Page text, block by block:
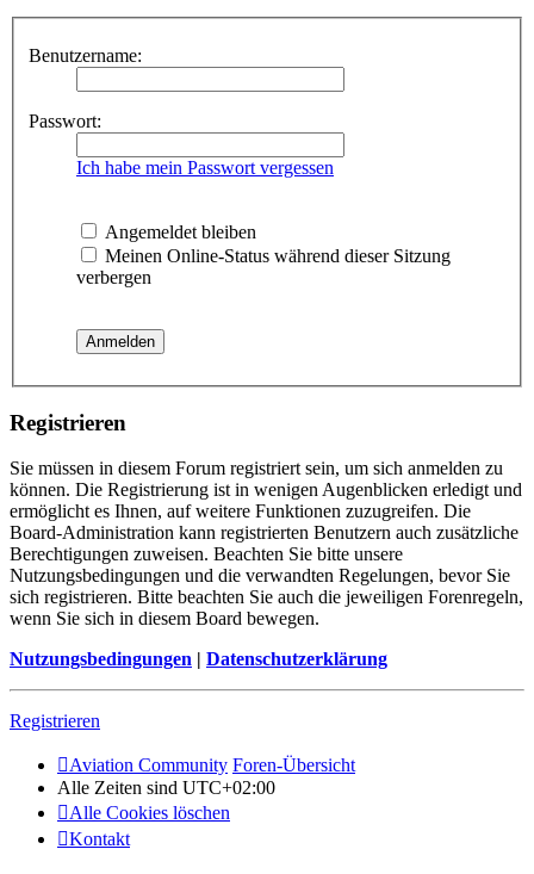
Benutzername:
Passwort:
Ich habe mein Passwort vergessen
Angemeldet bleiben
Meinen Online-Status während dieser Sitzung
verbergen
Registrieren
Sie müssen in diesem Forum registriert sein, um sich anmelden zu
können. Die Registrierung ist in wenigen Augenblicken erledigt und
ermöglicht es Ihnen, auf weitere Funktionen zuzugreifen. Die
Board-Administration kann registrierten Benutzern auch zusätzliche
Berechtigungen zuweisen. Beachten Sie bitte unsere
Nutzungsbedingungen und die verwandten Regelungen, bevor Sie
sich registrieren. Bitte beachten Sie auch die jeweiligen Forenregeln,
wenn Sie sich in diesem Board bewegen.
Nutzungsbedingungen | Datenschutzerklärung
Registrieren
Aviation Community Foren-Übersicht
Alle Zeiten sind UTC+02:00
Alle Cookies löschen
Kontakt